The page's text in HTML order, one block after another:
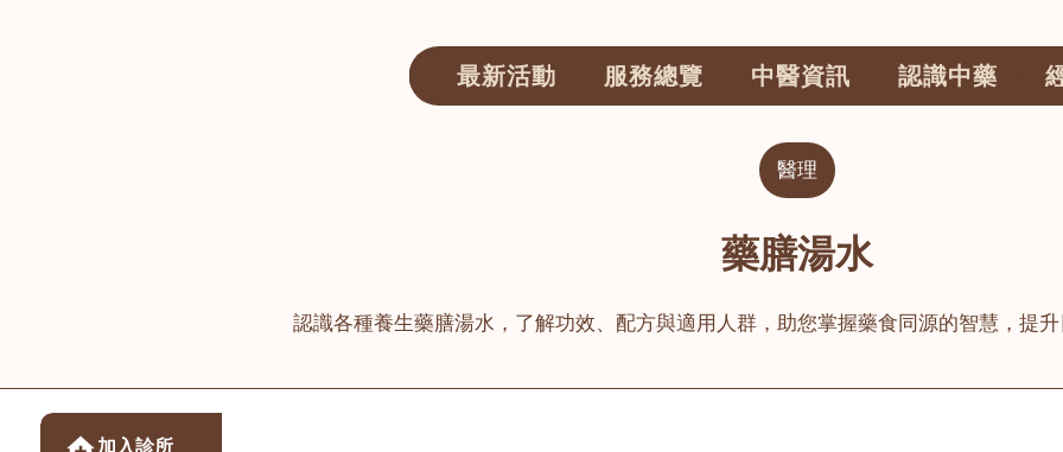
最新活動 服務總覽 中醫資訊 認識中藥
醫理
藥膳湯水
認識各種養生藥膳湯水，了解功效、配方與適用人群，助您掌握藥食同源的智慧，提升